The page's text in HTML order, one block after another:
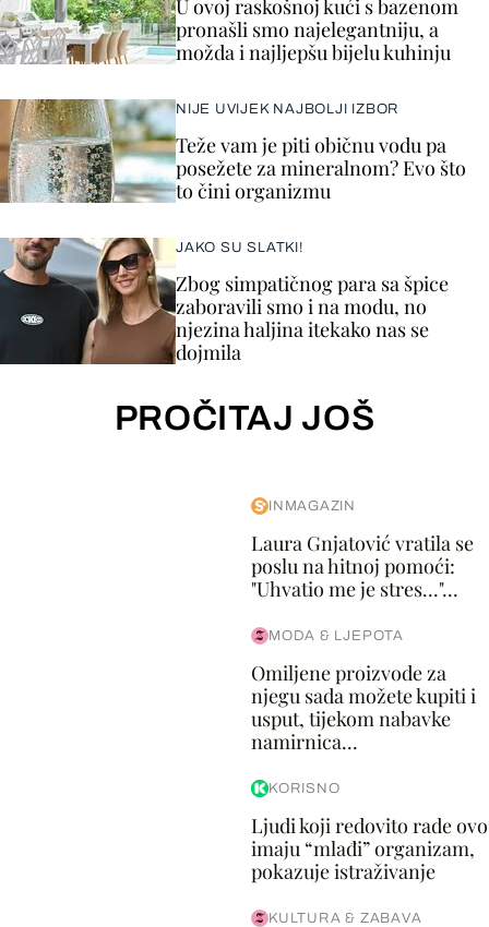
U ovoj raskošnoj kući s bazenom
pronašli smo najelegantniju, a
možda i najljepšu bijelu kuhinju
NIJE UVIJEK NAJBOLJI IZBOR
Teže vam je piti običnu vodu pa
posežete za mineralnom? Evo što
to čini organizmu
JAKO SU SLATKI!
Zbog simpatičnog para sa špice
zaboravili smo i na modu, no
njezina haljina itekako nas se
dojmila
PROČITAJ JOŠ
INMAGAZIN
Laura Gnjatović vratila se
poslu na hitnoj pomoći:
"Uhvatio me je stres..."...
MODA & LJEPOTA
Omiljene proizvode za
njegu sada možete kupiti i
usput, tijekom nabavke
namirnica...
KORISNO
Ljudi koji redovito rade ovo
imaju “mlađi” organizam,
pokazuje istraživanje
KULTURA & ZABAVA